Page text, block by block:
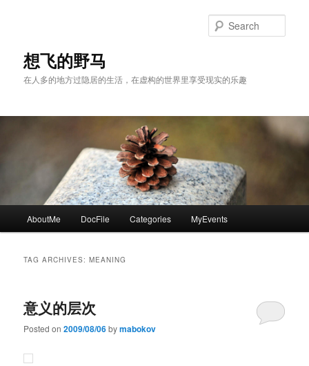
content
content想飞的野马
在人多的地方过隐居的生活，在虚构的世界里享受现实的乐趣
AboutMe DocFile Categories MyEvents
TAG ARCHIVES:MEANING
意义的层次
Posted on2009/08/06bymabokov